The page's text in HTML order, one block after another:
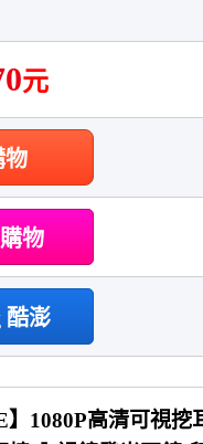
元
物
物
酷澎
】1080P高清可視挖